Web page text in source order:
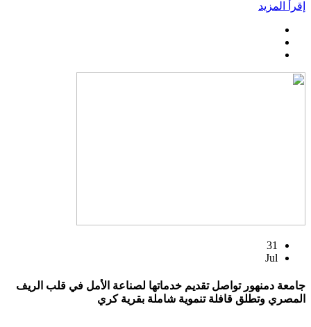
إقرأ المزيد
31
Jul
جامعة دمنهور تواصل تقديم خدماتها لصناعة الأمل في قلب الريف
المصري وتطلق قافلة تنموية شاملة بقرية كري